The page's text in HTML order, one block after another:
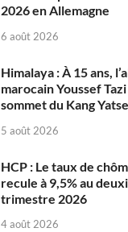
2026 en Allemagne
6 août 2026
Himalaya : À 15 ans,
marocain Youssef
sommet du Kang
5 août 2026
HCP : Le taux de
recule à 9,5% au
trimestre 2026
4 août 2026